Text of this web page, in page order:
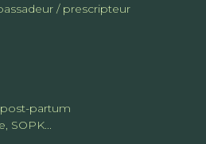
/ prescripteur
partum
SOPK...